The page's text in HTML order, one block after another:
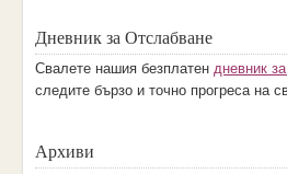
Дневник за Отслабване
Свалете нашия безплатен дневник
следите бързо и точно прогреса на
Архиви